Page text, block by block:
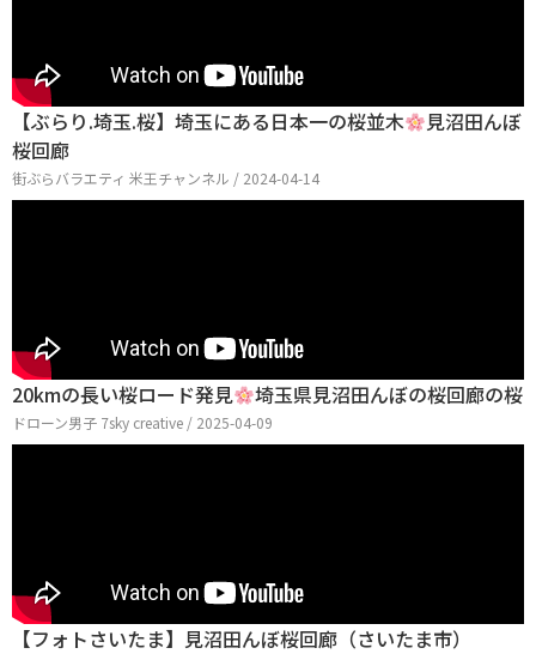
【ぶらり.埼玉.桜】埼玉にある日本一の桜並木
見沼田んぼ
桜回廊
街ぶらバラエティ 米王チャンネル / 2024-04-14
20kmの長い桜ロード発見 埼玉県見沼田んぼの桜回廊の桜
ドローン男子 7sky creative / 2025-04-09
【フォトさいたま】見沼田んぼ桜回廊（さいたま市）